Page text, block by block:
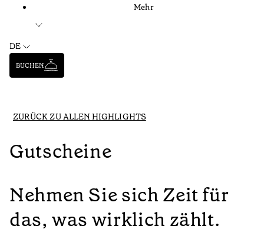
Mehr
DE
BUCHEN
ZURÜCK ZU ALLEN HIGHLIGHTS
Gutscheine
Nehmen Sie sich Zeit für
das, was wirklich zählt.